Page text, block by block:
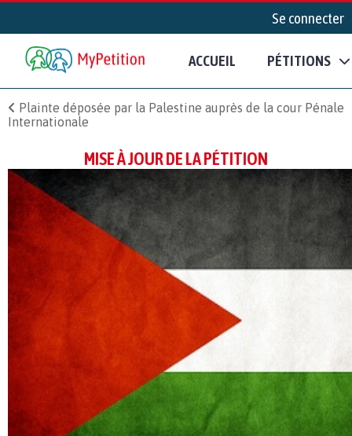
Se connecter
ACCUEIL PÉTITIONS
Plainte déposée par la Palestine auprès de la cour Pénale
Internationale
MISE À JOUR DE LA PÉTITION